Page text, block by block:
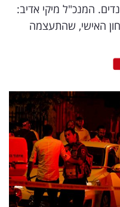
דיבידנדים. המנכ"ל מיקי אדיב:
האישי, שהתעצמה